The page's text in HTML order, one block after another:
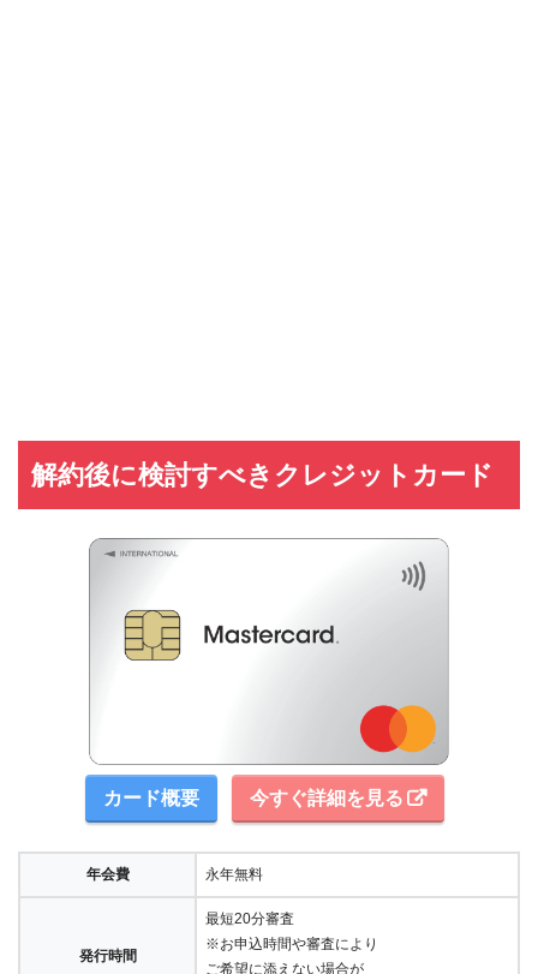
解約後に検討すべきクレジットカード
カード概要 今すぐ詳細を見る
年会費 永年無料
発行時間
最短20分審査
※お申込時間や審査により
ご希望に添えない場合が